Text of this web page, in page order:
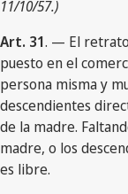
11/10/57.)
Art. 31. — El retrato
puesto en el
persona misma y
descendientes
de la madre.
madre, o los
es libre.